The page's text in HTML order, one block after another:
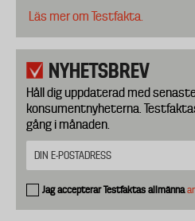
Läs mer om Testfakta.
NYHETSBREV
Håll dig uppdaterad med
konsumentnyheterna.
gång i månaden.
Jag accepterar Testfaktas allmänna